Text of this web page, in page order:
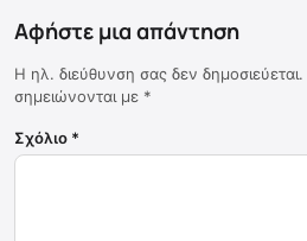
Αφήστε μια απάντηση
Η ηλ. διεύθυνση σας δεν δημοσιεύεται.
σημειώνονται με *
Σχόλιο *